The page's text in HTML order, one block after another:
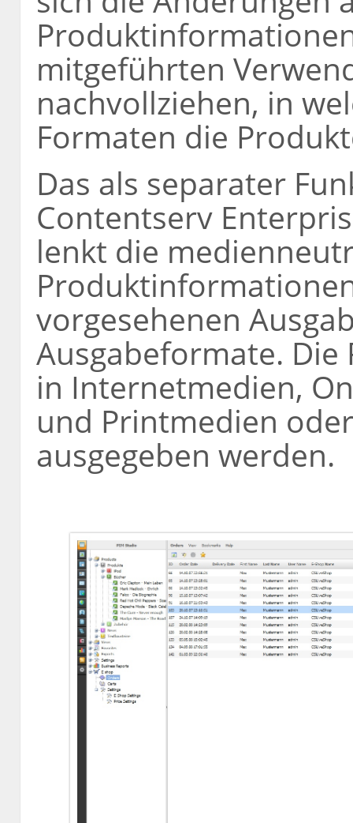
mitgeführten
nachvollziehen, in
Formaten die
Das als separater
Contentserv
lenkt die
vorgesehenen
Ausgabeformate.
in Internetmedien,
und Printmedien
ausgegeben werden.